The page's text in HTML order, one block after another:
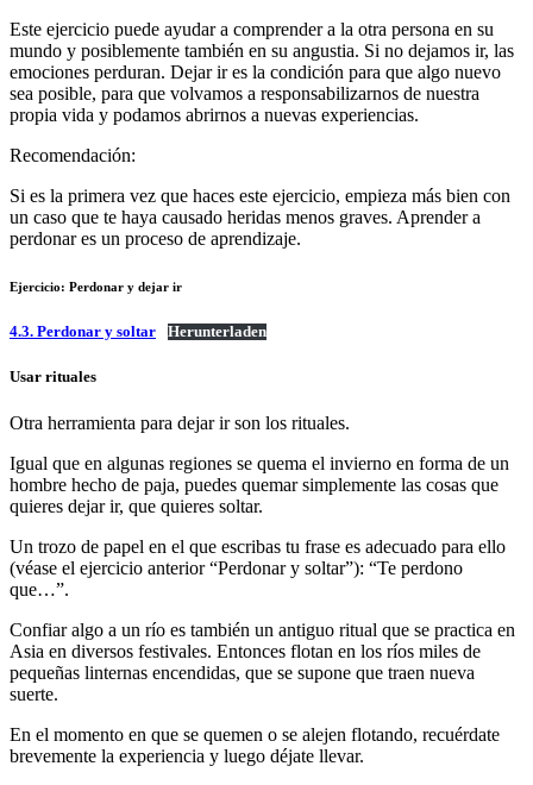
Este ejercicio puede ayudar a comprender a la otra persona en su
mundo y posiblemente también en su angustia. Si no dejamos ir, las
emociones perduran. Dejar ir es la condición para que algo nuevo
sea posible, para que volvamos a responsabilizarnos de nuestra
propia vida y podamos abrirnos a nuevas experiencias.
Recomendación:
Si es la primera vez que haces este ejercicio, empieza más bien con
un caso que te haya causado heridas menos graves. Aprender a
perdonar es un proceso de aprendizaje.
Ejercicio: Perdonar y dejar ir
4.3. Perdonar y soltar Herunterladen
Usar rituales
Otra herramienta para dejar ir son los rituales.
Igual que en algunas regiones se quema el invierno en forma de un
hombre hecho de paja, puedes quemar simplemente las cosas que
quieres dejar ir, que quieres soltar.
Un trozo de papel en el que escribas tu frase es adecuado para ello
(véase el ejercicio anterior “Perdonar y soltar”): “Te perdono
que…”.
Confiar algo a un río es también un antiguo ritual que se practica en
Asia en diversos festivales. Entonces flotan en los ríos miles de
pequeñas linternas encendidas, que se supone que traen nueva
suerte.
En el momento en que se quemen o se alejen flotando, recuérdate
brevemente la experiencia y luego déjate llevar.